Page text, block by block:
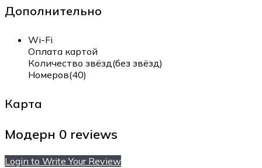
Дополнительно
Wi-Fi
Оплата картой
Количество звёзд(без звёзд)
Номеров(40)
Карта
Модерн 0 reviews
Login to Write Your Review